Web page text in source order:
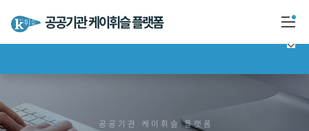
공공기관 케이휘슬 플랫폼
신고하기
공공기관 케이휘슬 플랫폼